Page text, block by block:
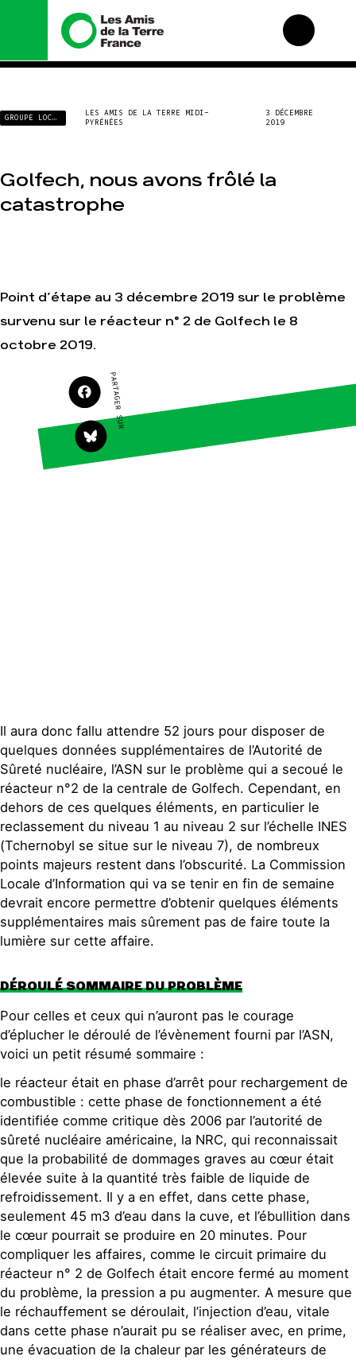
Nous connaître
Histoire
Missions et méthodes
Valeurs
Équipes et
la Terre
Nos campagnes
Total, rendez-vous au
grand enfumage
Faire un don
S'engager sur le
terrain
Agir au quotidien
Climat – Énergie
Agriculture
GROUPE LOCAL
LES AMIS DE LA TERRE MIDI-
PYRÉNÉES
3 DÉCEMBRE
2019
Golfech, nous avons frôlé la
catastrophe
Point d’étape au 3 décembre 2019 sur le problème
survenu sur le réacteur n° 2 de Golfech le 8
octobre 2019.
PARTAGER SUR
Il aura donc fallu attendre 52 jours pour disposer de
quelques données supplémentaires de l’Autorité de
Sûreté nucléaire, l’ASN sur le problème qui a secoué le
réacteur n°2 de la centrale de Golfech. Cependant, en
dehors de ces quelques éléments, en particulier le
reclassement du niveau 1 au niveau 2 sur l’échelle INES
(Tchernobyl se situe sur le niveau 7), de nombreux
points majeurs restent dans l’obscurité. La Commission
Locale d’Information qui va se tenir en fin de semaine
devrait encore permettre d’obtenir quelques éléments
supplémentaires mais sûrement pas de faire toute la
lumière sur cette affaire.
DÉROULÉ SOMMAIRE DU PROBLÈME
Pour celles et ceux qui n’auront pas le courage
d’éplucher le déroulé de l’évènement fourni par l’ASN,
voici un petit résumé sommaire :
le réacteur était en phase d’arrêt pour rechargement de
combustible : cette phase de fonctionnement a été
identifiée comme critique dès 2006 par l’autorité de
sûreté nucléaire américaine, la NRC, qui reconnaissait
que la probabilité de dommages graves au cœur était
élevée suite à la quantité très faible de liquide de
refroidissement. Il y a en effet, dans cette phase,
seulement 45 m3 d’eau dans la cuve, et l’ébullition dans
le cœur pourrait se produire en 20 minutes. Pour
compliquer les affaires, comme le circuit primaire du
réacteur n° 2 de Golfech était encore fermé au moment
du problème, la pression a pu augmenter. A mesure que
le réchauffement se déroulait, l’injection d’eau, vitale
dans cette phase n’aurait pu se réaliser avec, en prime,
une évacuation de la chaleur par les générateurs de